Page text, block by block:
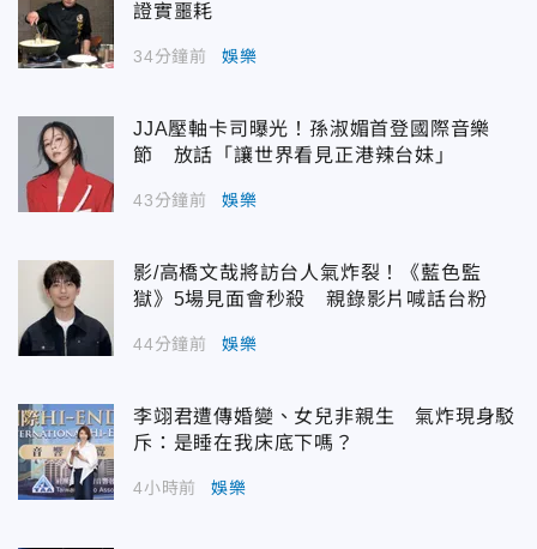
證實噩耗
34分鐘前 娛樂
JJA壓軸卡司曝光！孫淑媚首登國際音樂
節 放話「讓世界看見正港辣台妹」
43分鐘前 娛樂
影/高橋文哉將訪台人氣炸裂！《藍色監
獄》5場見面會秒殺 親錄影片喊話台粉
44分鐘前 娛樂
李翊君遭傳婚變、女兒非親生 氣炸現身駁
斥：是睡在我床底下嗎？
4小時前 娛樂